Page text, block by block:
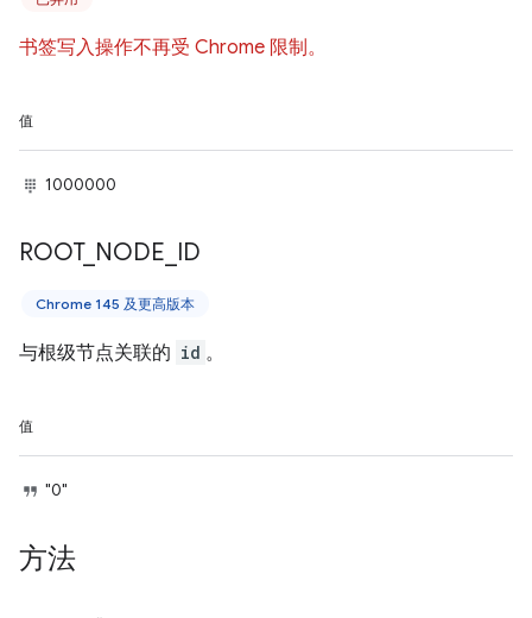
书签写入操作不再受 Chrome 限制。
值
1000000
ROOT_ NODE ID
Chrome 145 及更高版本
与根级节点关联的 id 。
值
"0"
方法